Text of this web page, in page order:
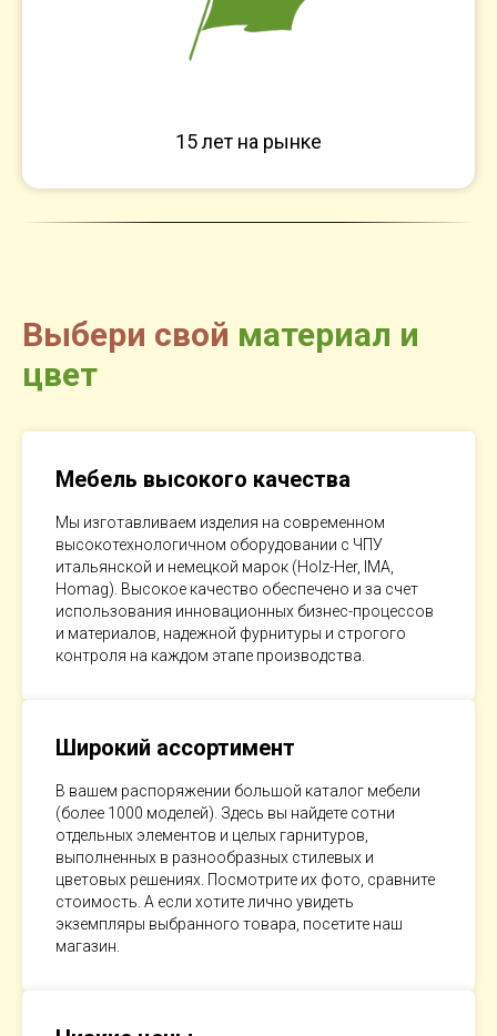
15 лет на рынке
Выбери свой материал и
цвет
Мебель высокого качества
Мы изготавливаем изделия на современном
высокотехнологичном оборудовании с ЧПУ
итальянской и немецкой марок (Holz-Her, IMA,
Homag). Высокое качество обеспечено и за счет
использования инновационных бизнес-процессов
и материалов, надежной фурнитуры и строгого
контроля на каждом этапе производства.
Широкий ассортимент
В вашем распоряжении большой каталог мебели
(более 1000 моделей). Здесь вы найдете сотни
отдельных элементов и целых гарнитуров,
выполненных в разнообразных стилевых и
цветовых решениях. Посмотрите их фото, сравните
стоимость. А если хотите лично увидеть
экземпляры выбранного товара, посетите наш
магазин.